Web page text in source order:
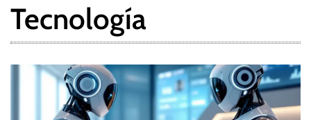
Tecnología